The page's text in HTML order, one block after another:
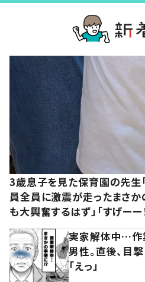
3歳息子を見た保育園の先生
員全員に激震が走ったまさ
も大興奮するはず」「すげーー！
実家解体中…作
男性。直後、目
「えっ」